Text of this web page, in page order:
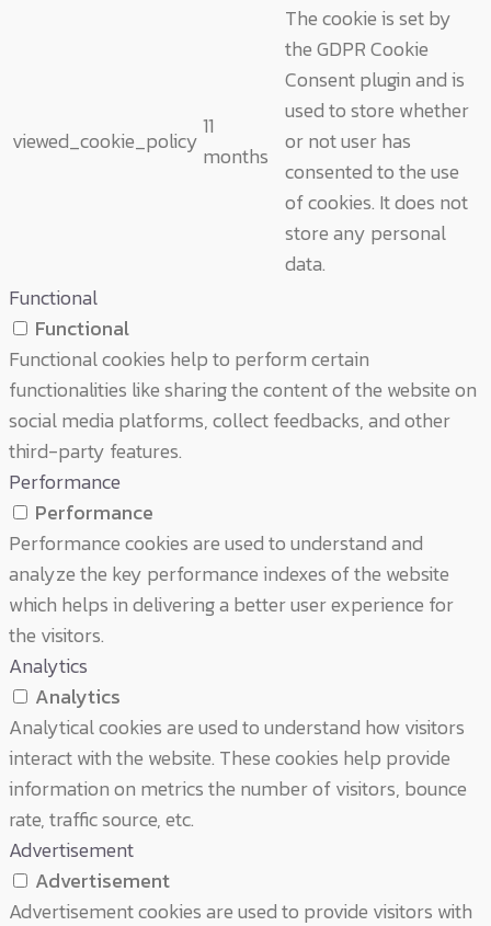
viewed_cookie_policy
11
months
The cookie is set by
the GDPR Cookie
Consent plugin and is
used to store whether
or not user has
consented to the use
of cookies. It does not
store any personal
data.
Functional
Functional
Functional cookies help to perform certain
functionalities like sharing the content of the website on
social media platforms, collect feedbacks, and other
third-party features.
Performance
Performance
Performance cookies are used to understand and
analyze the key performance indexes of the website
which helps in delivering a better user experience for
the visitors.
Analytics
Analytics
Analytical cookies are used to understand how visitors
interact with the website. These cookies help provide
information on metrics the number of visitors, bounce
rate, traffic source, etc.
Advertisement
Advertisement
Advertisement cookies are used to provide visitors with